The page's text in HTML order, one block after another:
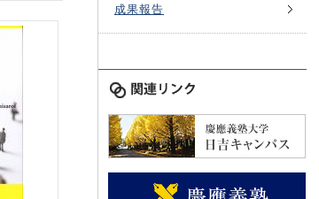
成果報告